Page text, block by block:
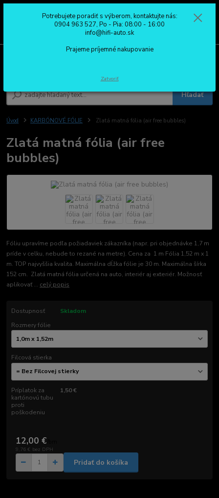
Hľadať
0904 963 527
Po - Pia: 08:00 - 16:00
Úvod KARBÓNOVÉ FÓLIE Zlatá matná fólia (air free bubbles)
Zlatá matná fólia (air free
bubbles)
Fóliu upravíme podľa požiadaviek zákazníka (napr. pri objednávke 1,7 m
príde v celku, nebude to rezané na metre). Cena za 1 m Fólia 1,52 m x 1
m. TOP najvyššia kvalita. Maximálna dĺžka fólie je 30 m. Maximálna šírka
152 cm. Zlatá matná fólia určená na auto, interiér aj exteriér. Možnosť
aplikovať ... celý popis
Dostupnosť
Skladom
Rozmery fólie
Filcová stierka
Príplatok za
kartónovú tubu
proti
poškodeniu
1,50 €
12,00 €
9,76 € bez DPH
Pridať do košíka
Potrebujete poradiť s výberom, kontaktujte nás:
0904 963 527, Po - Pia: 08:00 - 16:00
info@hifi-auto.sk
Prajeme príjemné nakupovanie
Zatvoriť